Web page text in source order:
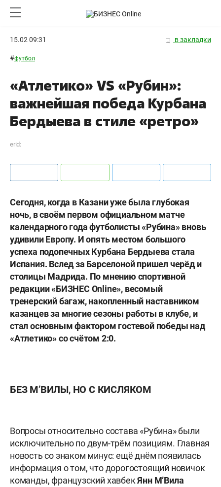
15.02 09:31 в закладки
#футбол
«Атлетико» VS «Рубин»:
важнейшая победа Курбана
Бердыева в стиле «ретро»
erid:
Сегодня, когда в Казани уже была глубокая
ночь, в своём первом официальном матче
календарного года футболисты «Рубина» вновь
удивили Европу. И опять местом большого
успеха подопечных Курбана Бердыева стала
Испания. Вслед за Барселоной пришел черёд и
столицы Мадрида. По мнению спортивной
редакции «БИЗНЕС Online», весомый
тренерский багаж, накопленный наставником
казанцев за многие сезоны работы в клубе, и
стал основным фактором гостевой победы над
«Атлетико» со счётом 2:0.
БЕЗ М’ВИЛЫ, НО С КИСЛЯКОМ
Вопросы относительно состава «Рубина» были
исключительно по двум-трём позициям. Главная
новость со знаком минус: ещё днём появилась
информация о том, что дорогостоящий новичок
команды, французский хавбекЯнн М’Вила